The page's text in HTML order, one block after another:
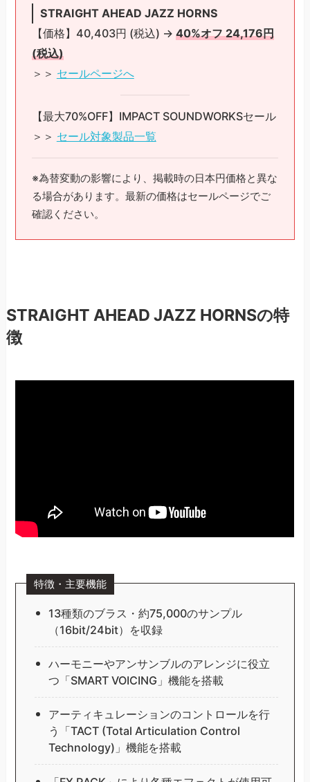
STRAIGHT AHEAD JAZZ HORNS
【価格】40,403円 (税込) → 40%オフ 24,176円
(税込)
＞＞ セールページへ
【最大70%OFF】IMPACT SOUNDWORKSセール
＞＞ セール対象製品一覧
※為替変動の影響により、掲載時の日本円価格と異な
る場合があります。最新の価格はセールページでご
確認ください。
STRAIGHT AHEAD JAZZ HORNSの特
徴
特徴・主要機能
13種類のブラス・約75,000のサンプル
（16bit/24bit）を収録
ハーモニーやアンサンブルのアレンジに役立
つ「SMART VOICING」機能を搭載
アーティキュレーションのコントロールを行
う「TACT (Total Articulation Control
Technology)」機能を搭載